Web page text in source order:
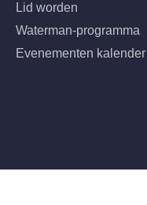
Lid worden
Waterman-programma
Evenementen kalender